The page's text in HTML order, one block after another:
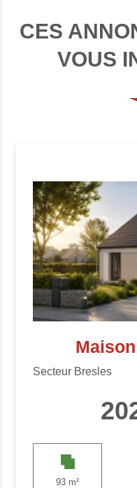
CES
VOUS
Secteur Bresles
93 m²